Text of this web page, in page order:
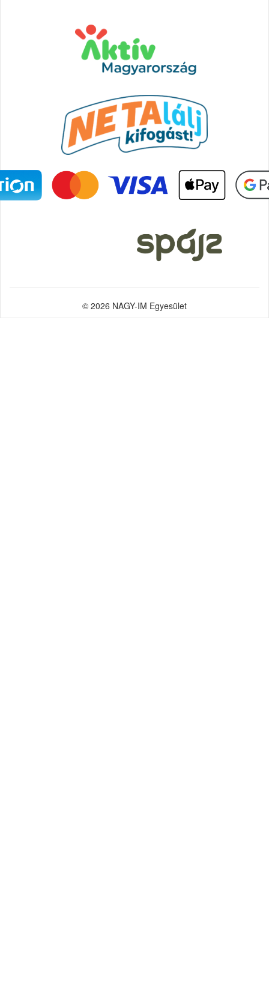
© 2026 NAGY-IM Egyesület